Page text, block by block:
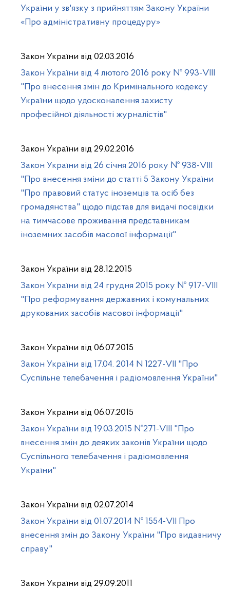
України у зв'язку з прийняттям Закону України
«Про адміністративну процедуру»
Закон України від 02.03.2016
Закон України від 4 лютого 2016 року № 993-VIII
"Про внесення змін до Кримінального кодексу
України щодо удосконалення захисту
професійної діяльності журналістів"
Закон України від 29.02.2016
Закон України від 26 січня 2016 року № 938-VIII
"Про внесення зміни до статті 5 Закону України
"Про правовий статус іноземців та осіб без
громадянства" щодо підстав для видачі посвідки
на тимчасове проживання представникам
іноземних засобів масової інформації"
Закон України від 28.12.2015
Закон України від 24 грудня 2015 року № 917-VIII
"Про реформування державних і комунальних
друкованих засобів масової інформації"
Закон України від 06.07.2015
Закон України від 17.04. 2014 N 1227-VII "Про
Суспільне телебачення і радіомовлення України"
Закон України від 06.07.2015
Закон України від 19.03.2015 №271-VIII "Про
внесення змін до деяких законів України щодо
Суспільного телебачення і радіомовлення
України"
Закон України від 02.07.2014
Закон України від 01.07.2014 № 1554-VII Про
внесення змін до Закону України "Про видавничу
справу"
Закон України від 29.09.2011